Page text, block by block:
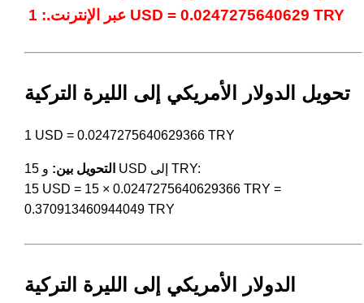
عبر الإنترنت.: 1 USD = 0.0247275640629 TRY
تحويل الدولار الأمريكي إلى الليرة التركية
1 USD = 0.0247275640629366 TRY
التحويل بين:
و 15 USD إلى TRY:
15 USD = 15 × 0.0247275640629366 TRY =
0.370913460944049 TRY
الدولار الأمريكي إلى الليرة التركية